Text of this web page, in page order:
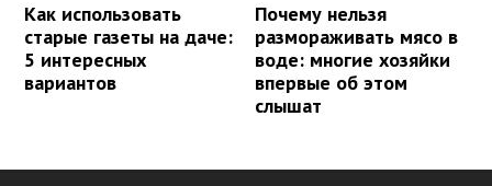
Как использовать
старые газеты на даче:
5 интересных
вариантов
Почему нельзя
размораживать мясо в
воде: многие хозяйки
впервые об этом
слышат